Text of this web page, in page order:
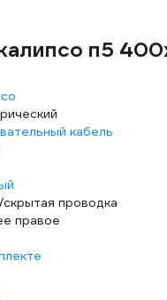
п5
кабель
скрытая проводка
правое